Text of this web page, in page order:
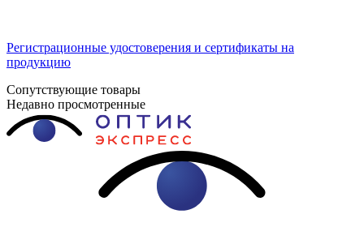
Регистрационные удостоверения и сертификаты на
продукцию
Сопутствующие товары
Недавно просмотренные